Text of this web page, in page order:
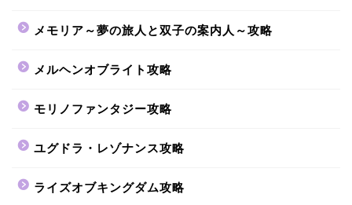
メモリア～夢の旅人と双子の案内人～攻略
メルヘンオブライト攻略
モリノファンタジー攻略
ユグドラ・レゾナンス攻略
ライズオブキングダム攻略